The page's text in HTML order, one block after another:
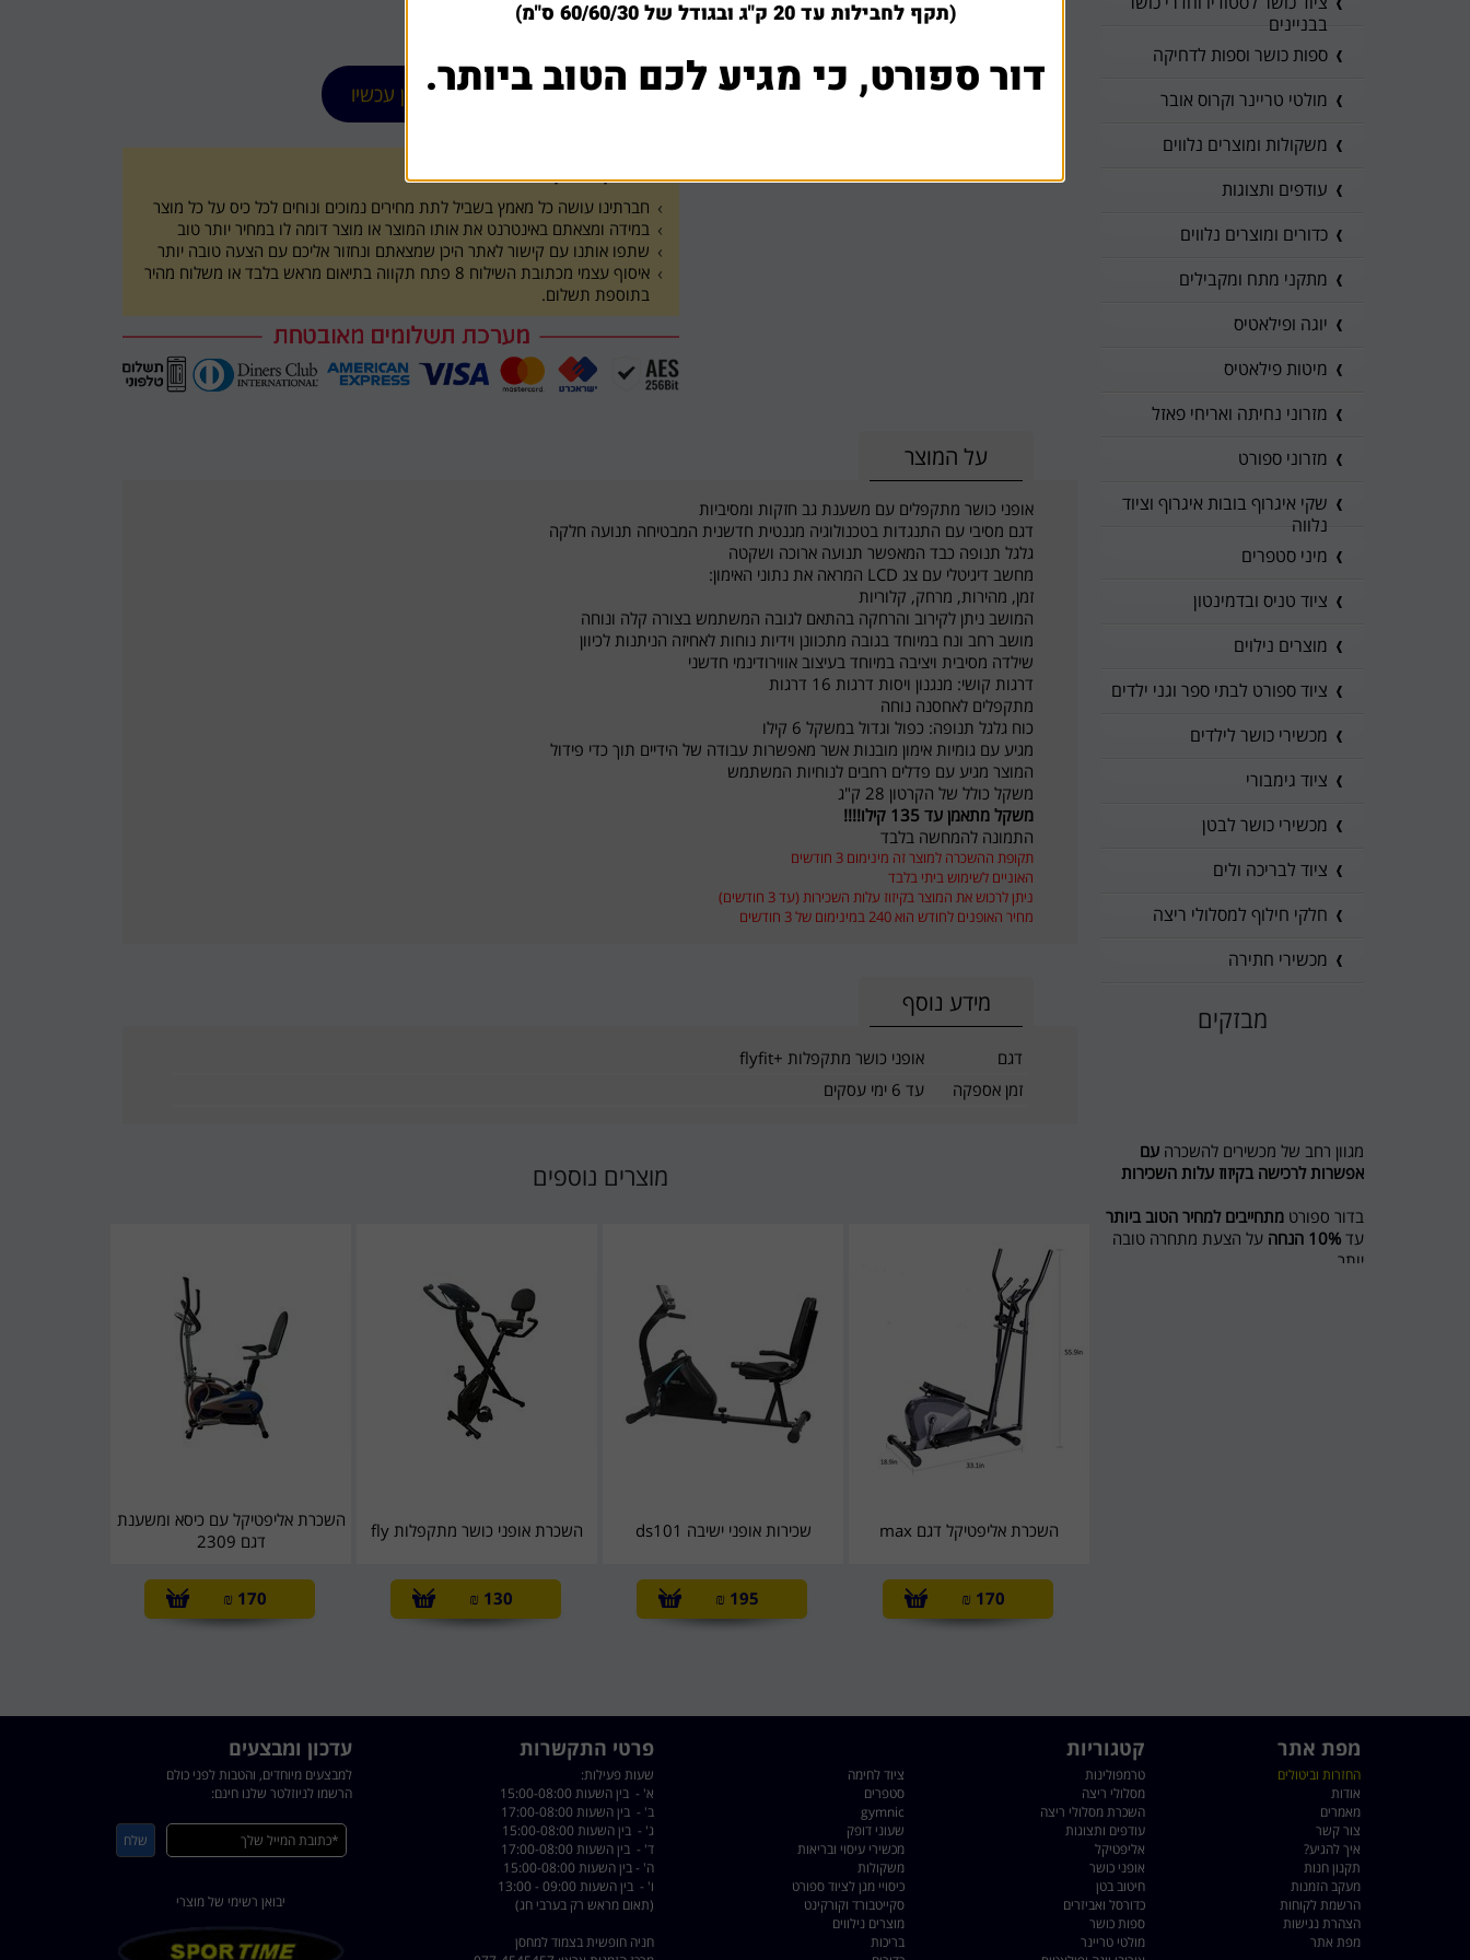
1 הוסף לסל הזמן עכשיו
חברתינו עושה כל מאמץ בשביל לתת מחירים נמוכים ונוחים לכל כיס על כל מוצר
במידה ומצאתם באינטרנט את אותו המוצר או מוצר דומה לו במחיר יותר טוב
שתפו אותנו עם קישור לאתר היכן שמצאתם ונחזור אליכם עם הצעה טובה יותר
איסוף עצמי מכתובת השילוח 8 פתח תקווה בתיאום מראש בלבד או משלוח מהיר
בתוספת תשלום.
על המוצר
אופני כושר מתקפלים עם משענת גב חזקות ומסיביות
דגם מסיבי עם התנגדות בטכנולוגיה מגנטית חדשנית המבטיחה תנועה חלקה
גלגל תנופה כבד המאפשר תנועה ארוכה ושקטה
מחשב דיגיטלי עם צג LCD המראה את נתוני האימון:
זמן, מהירות, מרחק, קלוריות
המושב ניתן לקירוב והרחקה בהתאם לגובה המשתמש בצורה קלה ונוחה
מושב רחב ונח במיוחד בגובה מתכוונן וידיות נוחות לאחיזה הניתנות לכיוון
שילדה מסיבית ויציבה במיוחד בעיצוב אווירודינמי חדשני
דרגות קושי: מנגנון ויסות דרגות 16 דרגות
מתקפלים לאחסנה נוחה
כוח גלגל תנופה: כפול וגדול במשקל 6 קילו
מגיע עם גומיות אימון מובנות אשר מאפשרות עבודה של הידיים תוך כדי פידול
המוצר מגיע עם פדלים רחבים לנוחיות המשתמש
משקל כולל של הקרטון 28 ק"ג
משקל מתאמן עד 135 קילו!!!!
התמונה להמחשה בלבד
תקופת ההשכרה למוצר זה מינימום 3 חודשים
האוניים לשימוש ביתי בלבד
ניתן לרכוש את המוצר בקיזוז עלות השכירות (עד 3 חודשים)
מחיר האופנים לחודש הוא 240 במינימום של 3 חודשים
מידע נוסף
דגם
אופני כושר מתקפלות +flyfit
זמן אספקה
עד 6 ימי עסקים
מוצרים נוספים
השכרת אליפטיקל דגם max
170
₪
שכירות אופני ישיבה ds101
195
₪
השכרת אופני כושר מתקפלות fly
130
₪
השכרת אליפטיקל עם כיסא ומשענת
דגם 2309
170
₪
בבניינים
ספות כושר וספות לדחיקה
מולטי טריינר וקרוס אובר
משקולות ומוצרים נלווים
עודפים ותצוגות
כדורים ומוצרים נלווים
מתקני מתח ומקבילים
יוגה ופילאטיס
מיטות פילאטיס
מזרוני נחיתה ואריחי פאזל
מזרוני ספורט
שקי איגרוף בובות איגרוף וציוד
נלווה
מיני סטפרים
ציוד טניס ובדמינטון
מוצרים נילוים
ציוד ספורט לבתי ספר וגני ילדים
מכשירי כושר לילדים
ציוד גימבורי
מכשירי כושר לבטן
ציוד לבריכה ולים
חלקי חילוף למסלולי ריצה
מכשירי חתירה
מבזקים
מגוון רחב של מכשירים להשכרה עם
אפשרות לרכישה בקיזוז עלות השכירות
בדור ספורט מתחייבים למחיר הטוב ביותר
עד
על הצעת מתחרה טובה
יותר
מפת אתר קטגוריות פרטי התקשרות עדכון ומבצעים
החזרות וביטולים
אודות
מאמרים
צור קשר
איך להגיע?
תקנון חנות
מעקב הזמנות
הרשמת לקוחות
הצהרת נגישות
מפת אתר
טרמפולינות
מסלולי ריצה
השכרת מסלולי ריצה
עודפים ותצוגות
אליפטיקל
אופני כושר
חיטוב בטן
כדורסל ואביזרים
ספות כושר
מולטי טריינר
ציוד לחימה
סטפרים
gymnic
שעוני דופק
מכשירי עיסוי ובריאות
משקולות
כיסויי מגן לציוד ספורט
סקייטבורד וקורקינט
מוצרים נילווים
בריכות
שעות פעילות:
א' - בין השעות 15:00-08:00
ב' - בין השעות 17:00-08:00
ג' - בין השעות 15:00-08:00
ד' - בין השעות 17:00-08:00
ה' - בין השעות 15:00-08:00
ו' - בין השעות 09:00 - 13:00
(תאום מראש רק בערבי חג)
חניה חופשית בצמוד למחסן
למבצעים מיוחדים, והטבות לפני כולם
הרשמו לניוזלטר שלנו חינם:
יבואן רשימי של מוצרי
(תקף לחבילות עד 20 ק"ג ובגודל של 60/60/30 ס"מ)
דור ספורט, כי מגיע לכם הטוב ביותר.